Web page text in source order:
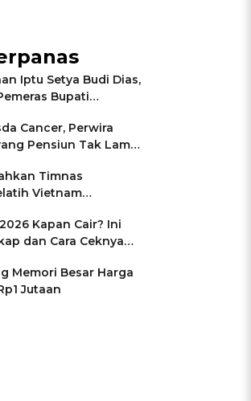
Iptu Setya Budi Dias,
Bupati
Cancer, Perwira
Pensiun Tak Lama
Timnas
Vietnam
Jimat di Pakansari
Kapan Cair? Ini
dan Cara Ceknya
Hangus!
Memori Besar Harga
Jutaan